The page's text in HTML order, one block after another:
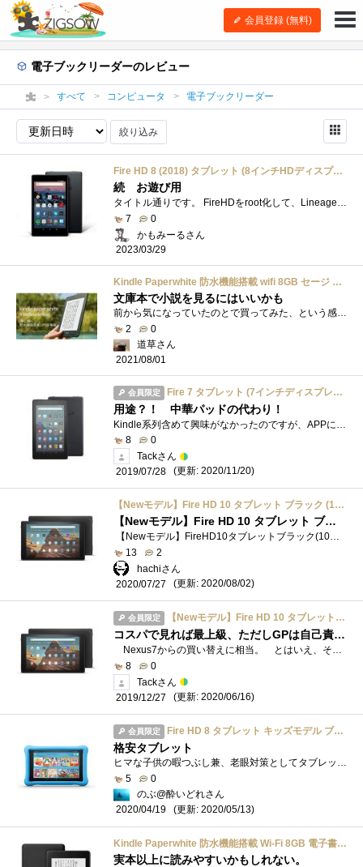
会員登録 (無料)
電子ブックリーダーのレビュー
すべて コンピュータ 電子ブックリーダー
絞り込み
Fire HD 8 (2018) タブレット (8インチHDディスプレイ) 16GB
続 お遊び用
タイトル通りです。 FireHDをroot化して、Lineage17.1をインストールして楽しもうと思いました。 手順はざっくりこんな感じ。１．本体のフタを開け�...
7
0
かもみーるさん
2023/03/29
Kindle Paperwhite 防水機能搭載 wifi 8GB セージ 広告つき 電子書籍リーダー
文庫本で小説を見るにはいいかも
前から気になっていたのとで買ってみた、という感じ。 結論として、これは文庫本の小説とかを読む用途くらいにしか使えないなぁという印象。...
2
0
道草さん
2021/08/01
会員限定 Fire 7 タブレット (7インチディスプレイ) 16GB - Newモデル
用途？！ 中華パッドの代わり！
8
0
Tackさん
2019/07/28
(更新: 2020/11/20)
【Newモデル】Fire HD 10 タブレット ブラック (10インチHDディスプレイ) 32GB
【Newモデル】Fire HD 10 タブレット ブラック (10インチHDディスプレイ) 32GB
【Newモデル】FireHD10タブレットブラック(10インチHDディスプレイ)32GBです。 10インチってかなり大きいです。 およそ2インチの差なのに、随分�...
13
2
hachiさん
2020/07/27
(更新: 2020/08/02)
会員限定 【Newモデル】Fire HD 10 タブレット ブラック (10インチHDディスプレイ) 32GB
コスパで見れば最上級、ただしGPは自己責任で。
Nexus7からの買い替えに相当。 とはいえ、そこまで快適である必要がないのでセールで販売されていたFireHD10(2019)を購入。 1万弱で置き換えす�...
8
0
Tackさん
2019/12/27
(更新: 2020/06/16)
会員限定 Fire HD 8 タブレット キッズモデル ブルー (8 インチ HD ディスプレイ) 32GB
格安タブレット
ヒマな子供の暇つぶし兼、老眼対策としてタブレットを1台、と思って購入。Amazonの一部コメントでYouTubeが見られないとか記載がありますが、それ...
5
0
のぶ@酔いどれさん
2020/04/19
(更新: 2020/05/13)
Kindle Paperwhite 防水機能搭載 Wi-Fi 8GB 電子書籍リーダー
実本以上に読みやすいかもしれない。